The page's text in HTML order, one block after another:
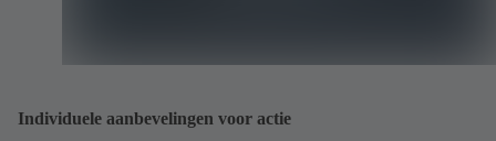
Individuele aanbevelingen voor actie